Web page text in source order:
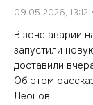
09.05.2026, 13:12
В зоне аварии
запустили
доставили
Об этом
Леонов.